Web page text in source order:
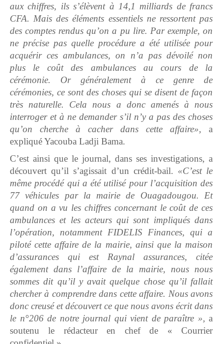
aux chiffres, ils s’élèvent à 14,1 milliards de francs
CFA. Mais des éléments essentiels ne ressortent pas
des comptes rendus qu’on a pu lire. Par exemple, on
ne précise pas quelle procédure a été utilisée pour
acquérir ces ambulances, on n’a pas dévoilé non
plus le coût des ambulances au cours de la
cérémonie. Or généralement à ce genre de
cérémonies, ce sont des choses qui se disent de façon
très naturelle. Cela nous a donc amenés à nous
interroger et à ne demander s’il n’y a pas des choses
qu’on cherche à cacher dans cette affaire», a
expliqué Yacouba Ladji Bama.
C’est ainsi que le journal, dans ses investigations, a
découvert qu’il s’agissait d’un crédit-bail. «C’est le
même procédé qui a été utilisé pour l’acquisition des
77 véhicules par la mairie de Ouagadougou. Et
quand on a vu les chiffres concernant le coût de ces
ambulances et les acteurs qui sont impliqués dans
l’opération, notamment FIDELIS Finances, qui a
piloté cette affaire de la mairie, ainsi que la maison
d’assurances qui est Raynal assurances, citée
également dans l’affaire de la mairie, nous nous
sommes dit qu’il y avait quelque chose qu’il fallait
chercher à comprendre dans cette affaire. Nous avons
donc creusé et découvert ce que nous avons écrit dans
le n°206 de notre journal qui vient de paraître », a
soutenu le rédacteur en chef de « Courrier